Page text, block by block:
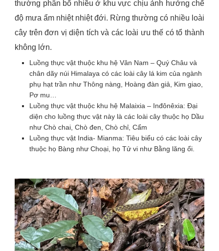
thường phân bố nhiều ở khu vực chịu ảnh hưởng chế
độ mưa ẩm nhiệt nhiệt đới. Rừng thường có nhiều loài
cây trên đơn vị diện tích và các loài ưu thế có tổ thành
không lớn.
Luồng thực vật thuộc khu hệ Vân Nam – Quý Châu và
chân dãy núi Himalaya có các loài cây lá kim của ngành
phụ hạt trần như Thông nàng, Hoàng đàn giả, Kim giao,
Pơ mu…
Luồng thực vật thuộc khu hệ Malaixia – Inđônêxia: Đại
diện cho luồng thực vật này là các loài cây thuộc họ Dầu
như Chò chai, Chò đen, Chò chỉ, Cẩm
Luồng thực vật India- Mianma: Tiêu biểu có các loài cây
thuộc họ Bàng như Choại, họ Tử vi như Bằng lăng ổi.